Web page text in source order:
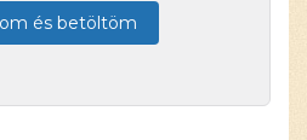
és betöltöm